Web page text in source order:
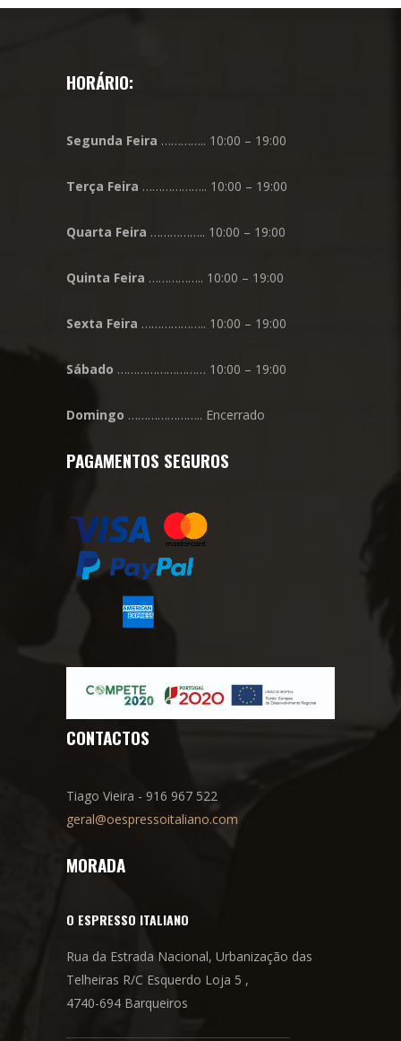
HORÁRIO:
Segunda Feira ………….. 10:00 – 19:00
Terça Feira ……………….. 10:00 – 19:00
Quarta Feira …………….. 10:00 – 19:00
Quinta Feira …………….. 10:00 – 19:00
Sexta Feira ……………….. 10:00 – 19:00
Sábado ……………………… 10:00 – 19:00
Domingo ………………….. Encerrado
PAGAMENTOS SEGUROS
CONTACTOS
Tiago Vieira - 916 967 522
geral@oespressoitaliano.com
MORADA
O ESPRESSO ITALIANO
Rua da Estrada Nacional, Urbanização das
Telheiras R/C Esquerdo Loja 5 ,
4740-694 Barqueiros